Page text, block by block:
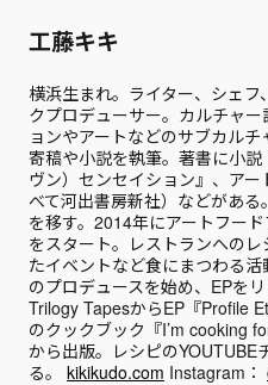
工藤キキ
横浜生まれ。ライター、シェフ
クプロデューサー。カルチャー
ョンやアートなどのサブカルチ
寄稿や小説を執筆。著書に小説
ヴン）センセイション』、ア
べて河出書房新社）などがあ
を移す。2014年にアートフー
をスタート。レストランへの
たイベントなど食にまつわる
のプロデュースを始め、EPを
Trilogy TapesからEP『Profile
のクックブック『I’m cooking
から出版。レシピのYOUTUBE
る。 kikikudo.com Instagram：